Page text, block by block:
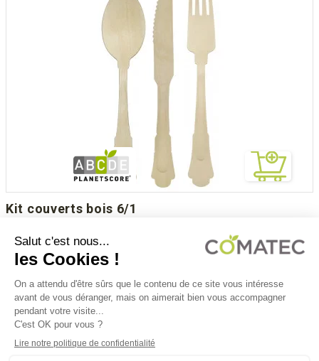
kit couverts bois 6/1
Conditionnement :100
KCR61